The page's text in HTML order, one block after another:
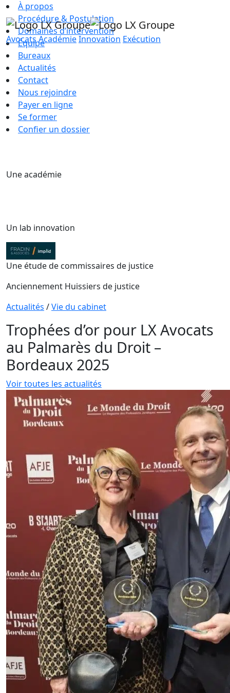
AvocatsAcadémieInnovation Exécution
À propos
Procédure & Postulation
Domaines d’intervention
Équipe
Bureaux
Actualités
Contact
Nous rejoindre
Payer en ligne
Se former
Confier un dossier
Une académie
Un lab innovation
Une étude de commissaires de justice
Anciennement Huissiers de justice
Actualités /Vie du cabinet
Trophées d’or pour LX Avocats
au Palmarès du Droit –
Bordeaux 2025
Voir toutes les actualités